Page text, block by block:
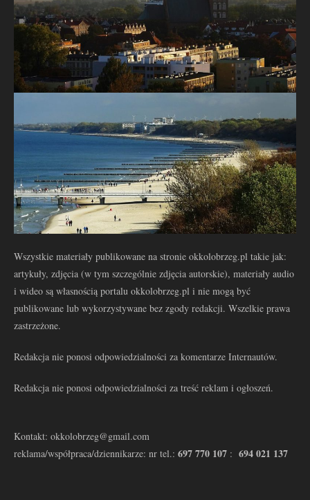
Wszystkie materiały publikowane na stronie okkolobrzeg.pl takie jak:
artykuły, zdjęcia (w tym szczególnie zdjęcia autorskie), materiały audio
i wideo są własnością portalu okkolobrzeg.pl i nie mogą być
publikowane lub wykorzystywane bez zgody redakcji. Wszelkie prawa
zastrzeżone.
Redakcja nie ponosi odpowiedzialności za komentarze Internautów.
Redakcja nie ponosi odpowiedzialności za treść reklam i ogłoszeń.
Kontakt: okkolobrzeg@gmail.com
reklama/współpraca/dziennikarze: nr tel.: 697 770 107 : 694 021 137